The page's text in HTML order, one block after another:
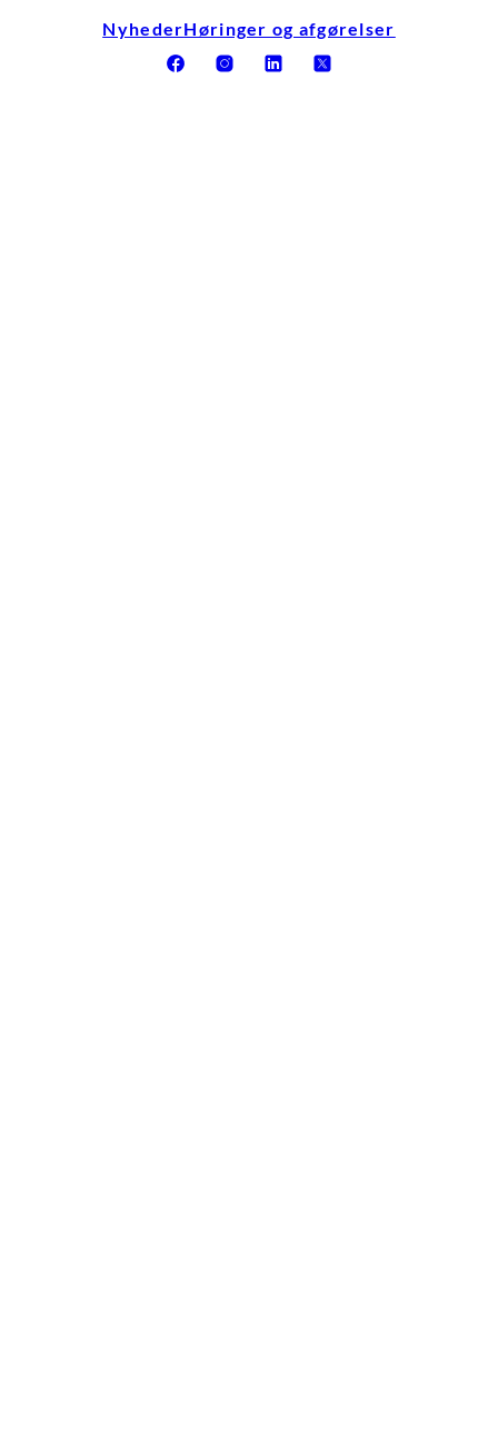
NyhederHøringer og afgørelser